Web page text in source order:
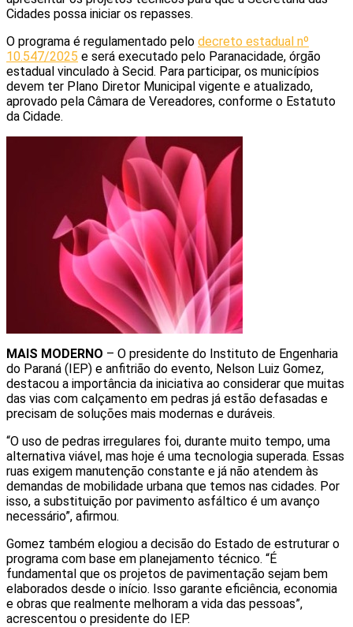
Cidades possa iniciar os repasses.
O programa é regulamentado pelo decreto estadual nº
10.547/2025 e será executado pelo Paranacidade, órgão
estadual vinculado à Secid. Para participar, os municípios
devem ter Plano Diretor Municipal vigente e atualizado,
aprovado pela Câmara de Vereadores, conforme o Estatuto
da Cidade.
MAIS MODERNO – O presidente do Instituto de Engenharia
do Paraná (IEP) e anfitrião do evento, Nelson Luiz Gomez,
destacou a importância da iniciativa ao considerar que muitas
das vias com calçamento em pedras já estão defasadas e
precisam de soluções mais modernas e duráveis.
“O uso de pedras irregulares foi, durante muito tempo, uma
alternativa viável, mas hoje é uma tecnologia superada. Essas
ruas exigem manutenção constante e já não atendem às
demandas de mobilidade urbana que temos nas cidades. Por
isso, a substituição por pavimento asfáltico é um avanço
necessário”, afirmou.
Gomez também elogiou a decisão do Estado de estruturar o
programa com base em planejamento técnico. “É
fundamental que os projetos de pavimentação sejam bem
elaborados desde o início. Isso garante eficiência, economia
e obras que realmente melhoram a vida das pessoas”,
acrescentou o presidente do IEP.